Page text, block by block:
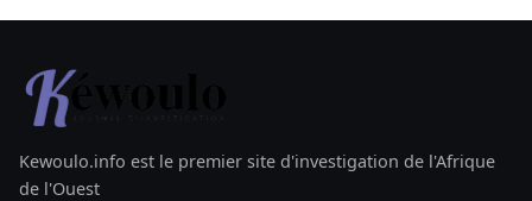
Kewoulo.info est le premier site d'investigation de l'Afrique
de l'Ouest